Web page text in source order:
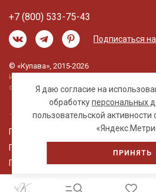
Я даю согласие на
обработкуперсональных
пользовательской
ПРИНЯТЬ
+7 (800) 533-75-43
Подписаться
© «Купава», 2015-2026
Информация на сайте не является
офертой.
Правовая информация
Политика обработки персональных
Пользовательское соглашение